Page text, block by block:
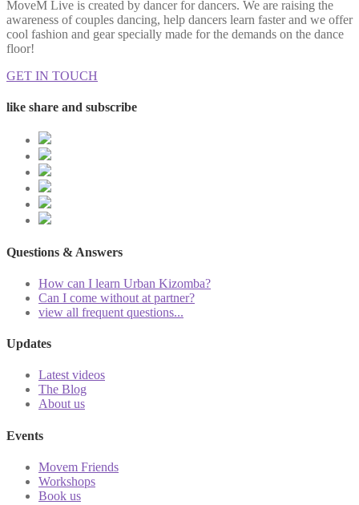
MoveM Live is created by dancer for dancers. We are raising the
awareness of couples dancing, help dancers learn faster and we offer
cool fashion and gear specially made for the demands on the dance
floor!
GET IN TOUCH
like share and subscribe
Questions & Answers
How can I learn Urban Kizomba?
Can I come without at partner?
view all frequent questions...
Updates
Latest videos
The Blog
About us
Events
Movem Friends
Workshops
Book us